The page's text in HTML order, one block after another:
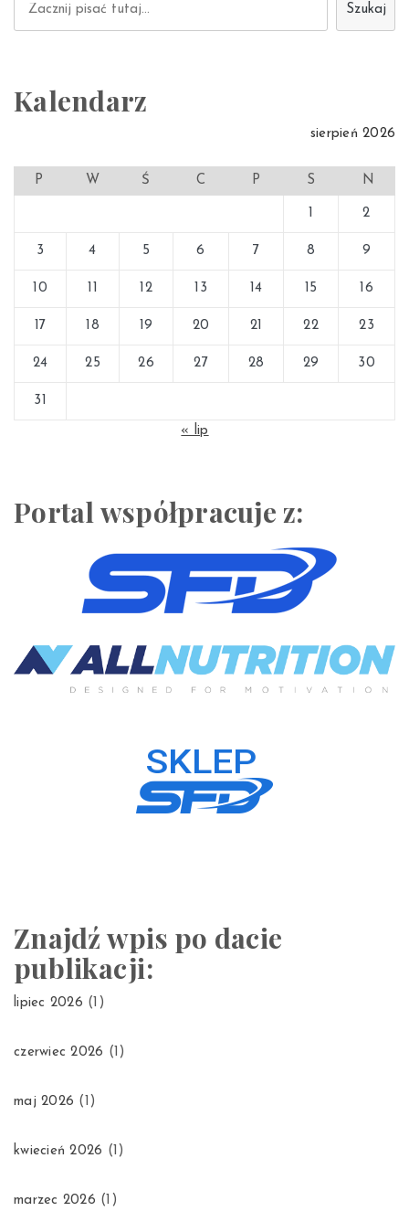
Szukaj
Kalendarz
sierpień 2026
P W Ś C P S N
1 2
3 4 5 6 7 8 9
10 11 12 13 14 15 16
17 18 19 20 21 22 23
24 25 26 27 28 29 30
31
« lip
Portal współpracuje z:
Znajdź wpis po dacie
publikacji:
lipiec 2026 (1)
czerwiec 2026 (1)
maj 2026 (1)
kwiecień 2026 (1)
marzec 2026 (1)